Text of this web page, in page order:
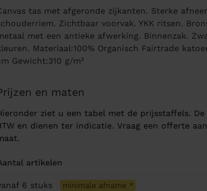
tas met afgeronde zijkanten. Sterke
Zichtbaar voorvak. YKK ritsen.
met een antieke afwerking. Binnenzak.
Materiaal:100% Organisch Fairtrade
Gewicht:310 g/m²
en maten
ziet u een tabel met de prijsstaffels.
en dienen ter indicatie. Vraag een offerte
artikelen
6 stuks minimale afname *